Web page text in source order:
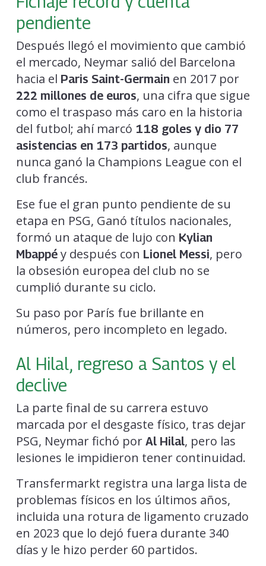
pendiente
Después llegó el movimiento que cambió
el mercado, Neymar salió del Barcelona
hacia el Paris Saint-Germain en 2017 por
222 millones de euros, una cifra que sigue
como el traspaso más caro en la historia
del futbol; ahí marcó 118 goles y dio 77
asistencias en 173 partidos, aunque
nunca ganó la Champions League con el
club francés.
Ese fue el gran punto pendiente de su
etapa en PSG, Ganó títulos nacionales,
formó un ataque de lujo con Kylian
Mbappéy después con Lionel Messi, pero
la obsesión europea del club no se
cumplió durante su ciclo.
Su paso por París fue brillante en
números, pero incompleto en legado.
Al Hilal, regreso a Santos y el
declive
La parte final de su carrera estuvo
marcada por el desgaste físico, tras dejar
PSG, Neymar fichó por Al Hilal, pero las
lesiones le impidieron tener continuidad.
Transfermarkt registra una larga lista de
problemas físicos en los últimos años,
incluida una rotura de ligamento cruzado
en 2023 que lo dejó fuera durante 340
días y le hizo perder 60 partidos.